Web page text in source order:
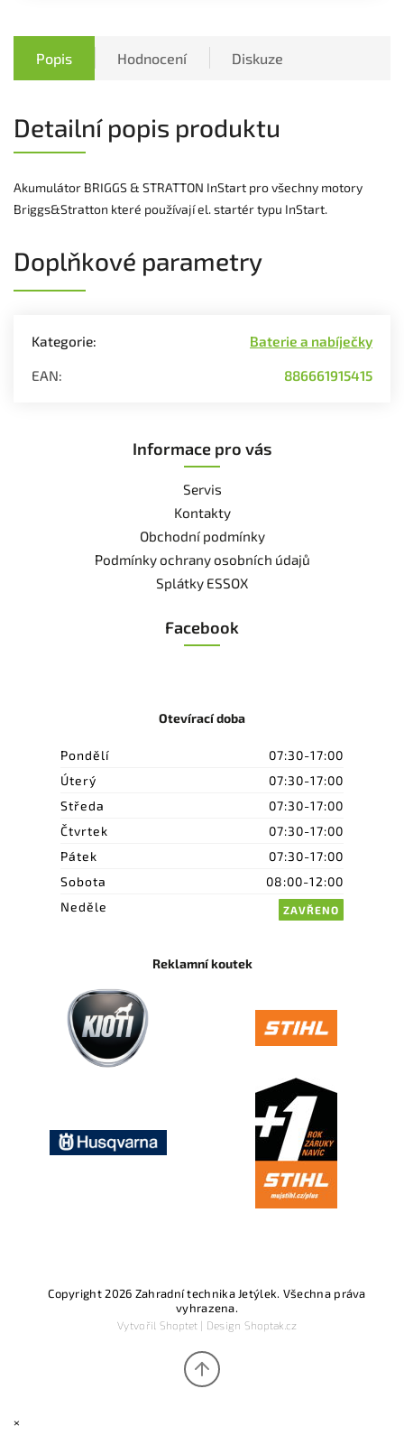
Popis Hodnocení Diskuze
Detailní popis produktu
Akumulátor BRIGGS & STRATTON InStart pro všechny motory
Briggs&Stratton které používají el. startér typu InStart.
Doplňkové parametry
Kategorie: Baterie a nabíječky
EAN: 886661915415
Informace pro vás
Servis
Kontakty
Obchodní podmínky
Podmínky ochrany osobních údajů
Splátky ESSOX
Facebook
Otevírací doba
Pondělí
07:30-17:00
Úterý
07:30-17:00
Středa
07:30-17:00
Čtvrtek
07:30-17:00
Pátek
07:30-17:00
Sobota
08:00-12:00
Neděle
ZAVŘENO
Reklamní koutek
Copyright 2026 Zahradní technika Jetýlek. Všechna práva
vyhrazena.
Vytvořil Shoptet| Design Shoptak.cz
×